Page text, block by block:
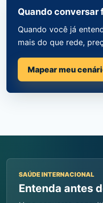
Quando conversar
Quando você já
mais do que rede,
Mapear meu
SAÚDE INTERNACIONAL
Entenda antes